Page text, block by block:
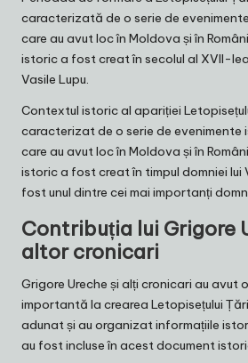
caracterizată de o serie de
care au avut loc în Moldova și în
istoric a fost creat în secolul al XVII-
Vasile Lupu.
Contextul istoric al apariției
caracterizat de o serie de evenimente
care au avut loc în Moldova și în
istoric a fost creat în timpul domniei lui
fost unul dintre cei mai importanți
Contribuția lui Grigore
altor cronicari
Grigore Ureche și alți cronicari au avut
importantă la crearea Letopisețului
adunat și au organizat informațiile
au fost incluse în acest document